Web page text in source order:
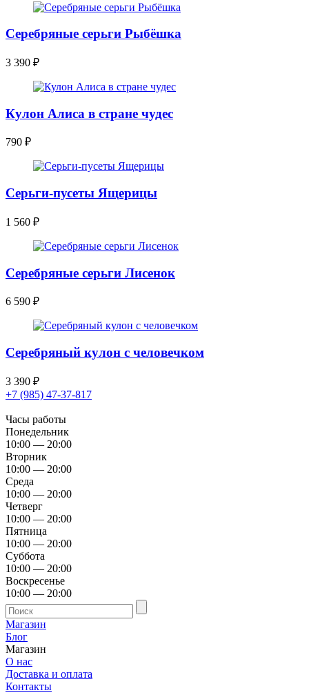
Серебряные серьги Рыбёшка
3 390 ₽
Кулон Алиса в стране чудес
790 ₽
Серьги-пусеты Ящерицы
1 560 ₽
Серебряные серьги Лисенок
6 590 ₽
Серебряный кулон с человечком
3 390 ₽
+7 (985) 47-37-817
Часы работы
Понедельник
10:00 — 20:00
Вторник
10:00 — 20:00
Среда
10:00 — 20:00
Четверг
10:00 — 20:00
Пятница
10:00 — 20:00
Суббота
10:00 — 20:00
Воскресенье
10:00 — 20:00
Магазин
Блог
Магазин
О нас
Доставка и оплата
Контакты